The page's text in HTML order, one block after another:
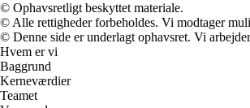
© Ophavsretligt beskyttet materiale.
© Alle rettigheder forbeholdes. Vi modtager
© Denne side er underlagt ophavsret. Vi
Hvem er vi
Baggrund
Kerneværdier
Teamet